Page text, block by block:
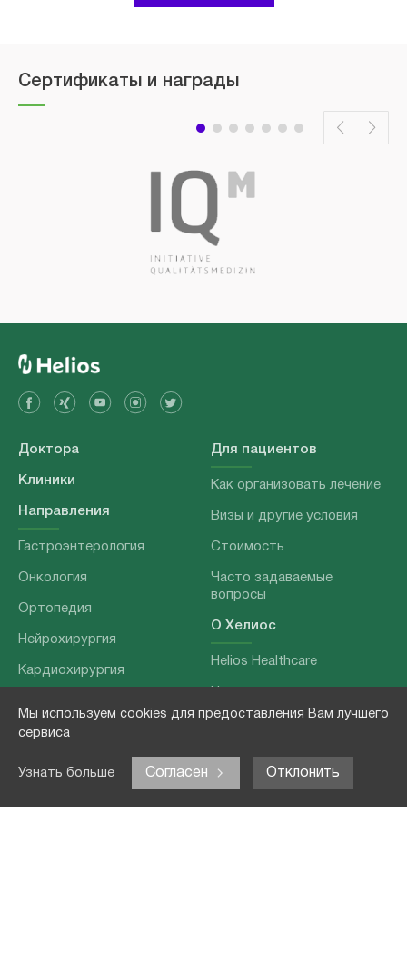
Мы используем cookies для предоставления Вам лучшего
сервиса
Узнать больше Согласен Отклонить
Сертификаты и награды
Доктора
Клиники
Направления
Гастроэнтерология
Онкология
Ортопедия
Нейрохирургия
Кардиохирургия
Хирургия позвоночника
Для пациентов
Как организовать лечение
Визы и другие условия
Стоимость
Часто задаваемые
вопросы
О Хелиос
Helios Healthcare
О нашей команде
Выходные данные